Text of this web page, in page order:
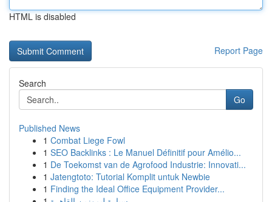
HTML is disabled
Report Page
Search
Go
Published News
1 Combat Liege Fowl
1 SEO Backlinks : Le Manuel Définitif pour Amélio...
1 De Toekomst van de Agrofood Industrie: Innovati...
1 Jatengtoto: Tutorial Komplit untuk Newbie
1 Finding the Ideal Office Equipment Provider...